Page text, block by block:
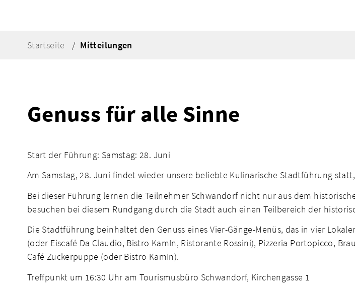
Startseite Mitteilungen
Genuss für alle Sinne
Start der Führung: Samstag: 28. Juni
Am Samstag, 28. Juni findet wieder unsere beliebte Kulinarische Stadtführung
Bei dieser Führung lernen die Teilnehmer Schwandorf nicht nur aus dem
besuchen bei diesem Rundgang durch die Stadt auch einen Teilbereich der
Die Stadtführung beinhaltet den Genuss eines Vier-Gänge-Menüs, das in vier
(oder Eiscafé Da Claudio, Bistro KamIn, Ristorante Rossini), Pizzeria Portopicco,
Café Zuckerpuppe (oder Bistro KamIn).
Treffpunkt um 16:30 Uhr am Tourismusbüro Schwandorf, Kirchengasse 1